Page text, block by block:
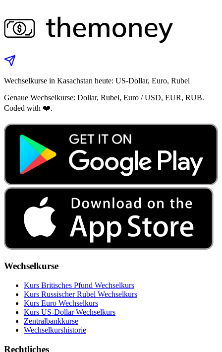
Wechselkurse in Kasachstan heute: US‑Dollar, Euro, Rubel
Genaue Wechselkurse: Dollar, Rubel, Euro / USD, EUR, RUB.
Coded with ❤️.
Wechselkurse
Kurs Britisches Pfund Wechselkurs
Kurs Russischer Rubel Wechselkurs
Kurs Euro Wechselkurs
Kurs US‑Dollar Wechselkurs
Zentralbankkurse
Wechselkurshistorie
Rechtliches